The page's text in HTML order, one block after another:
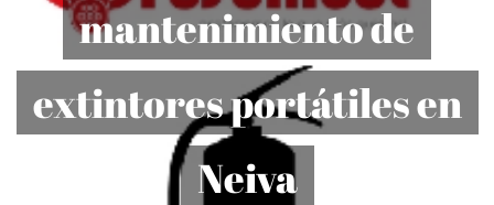
mantenimiento de
extintores portátiles en
Neiva